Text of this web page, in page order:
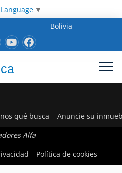
▼
Bolivia
qué busca Anuncie su
Alfa
Política de cookies